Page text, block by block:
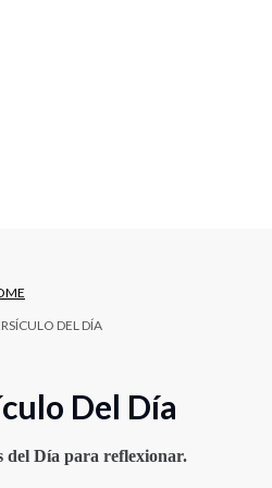
DEL DÍA
Del Día
del Día para reflexionar.